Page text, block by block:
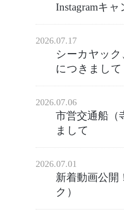
Instagramキ
2026.07.17
シーカヤック
につきまして
2026.07.06
市営交通船（
まして
2026.07.01
新着動画公開
ク）